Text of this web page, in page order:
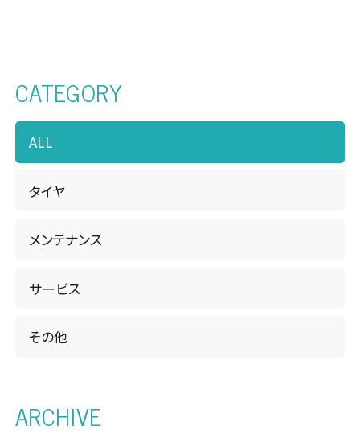
松本店・カーケアセンター
南長野店
諏訪店
WEBチラシ
お知らせ・キャンペーン
FAQ
個人情報保護方針
CATEGORY
ALL
タイヤ
メンテナンス
サービス
その他
ARCHIVE